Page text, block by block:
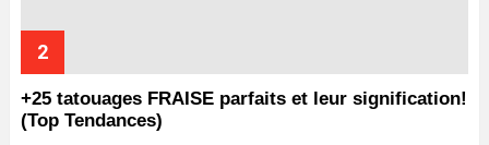
+25 tatouages ​​FRAISE parfaits et leur signification!
(Top Tendances)